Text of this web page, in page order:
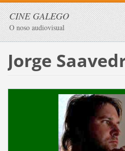
CINE GALEGO
O noso audiovisual
Jorge